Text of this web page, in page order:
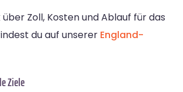
Zoll, Kosten und Ablauf für das
du auf unserer England-
Ziele